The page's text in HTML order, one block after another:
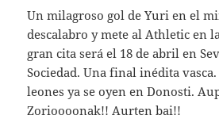
Un milagroso gol de Yuri en el
descalabro y mete al Athletic en
gran cita será el 18 de abril en
Sociedad. Una final inédita
leones ya se oyen en Donosti.
Zorioooonak!! Aurten bai!!